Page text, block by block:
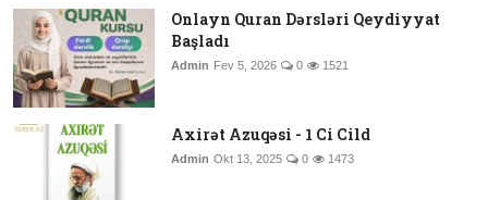
Onlayn Quran Dərsləri Qeydiyyat
Başladı
Admin Fev 5, 2026 0 1521
Axirət Azuqəsi - 1 Ci Cild
Admin Okt 13, 2025 0 1473